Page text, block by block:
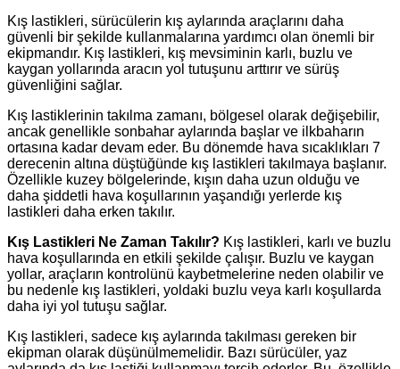
Kış lastikleri, sürücülerin kış aylarında araçlarını daha
güvenli bir şekilde kullanmalarına yardımcı olan önemli bir
ekipmandır. Kış lastikleri, kış mevsiminin karlı, buzlu ve
kaygan yollarında aracın yol tutuşunu arttırır ve sürüş
güvenliğini sağlar.
Kış lastiklerinin takılma zamanı, bölgesel olarak değişebilir,
ancak genellikle sonbahar aylarında başlar ve ilkbaharın
ortasına kadar devam eder. Bu dönemde hava sıcaklıkları 7
derecenin altına düştüğünde kış lastikleri takılmaya başlanır.
Özellikle kuzey bölgelerinde, kışın daha uzun olduğu ve
daha şiddetli hava koşullarının yaşandığı yerlerde kış
lastikleri daha erken takılır.
Kış Lastikleri Ne Zaman Takılır? Kış lastikleri, karlı ve buzlu
hava koşullarında en etkili şekilde çalışır. Buzlu ve kaygan
yollar, araçların kontrolünü kaybetmelerine neden olabilir ve
bu nedenle kış lastikleri, yoldaki buzlu veya karlı koşullarda
daha iyi yol tutuşu sağlar.
Kış lastikleri, sadece kış aylarında takılması gereken bir
ekipman olarak düşünülmemelidir. Bazı sürücüler, yaz